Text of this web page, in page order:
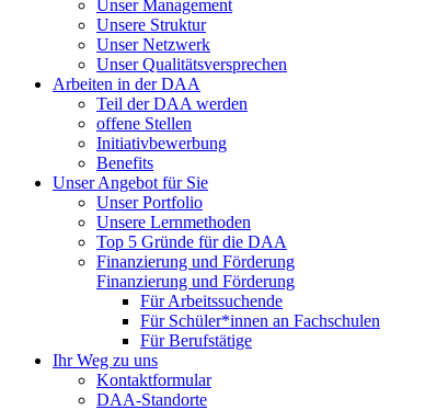
Unser Management
Unsere Struktur
Unser Netzwerk
Unser Qualitätsversprechen
Arbeiten in der DAA
Teil der DAA werden
offene Stellen
Initiativbewerbung
Benefits
Unser Angebot für Sie
Unser Portfolio
Unsere Lernmethoden
Top 5 Gründe für die DAA
Finanzierung und Förderung
Finanzierung und Förderung
Für Arbeitssuchende
Für Schüler*innen an Fachschulen
Für Berufstätige
Ihr Weg zu uns
Kontaktformular
DAA-Standorte